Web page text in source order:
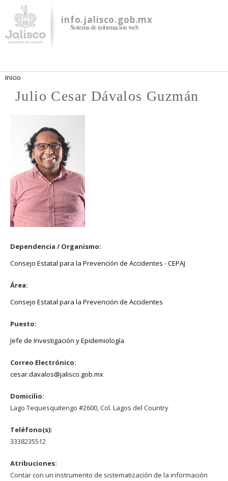
contenido
principal
info.jalisco.gob.mx
Sistema de información web
Se encuentra usted aquí
Inicio
Julio Cesar Dávalos Guzmán
Dependencia / Organismo:
Consejo Estatal para la Prevención de Accidentes - CEPAJ
Área:
Consejo Estatal para la Prevención de Accidentes
Puesto:
Jefe de Investigación y Epidemiología
Correo Electrónico:
cesar.davalos@jalisco.gob.mx
Domicilio:
Lago Tequesquitengo #2600, Col. Lagos del Country
Teléfono(s):
3338235512
Atribuciones:
Contar con un instrumento de sistematización de la información